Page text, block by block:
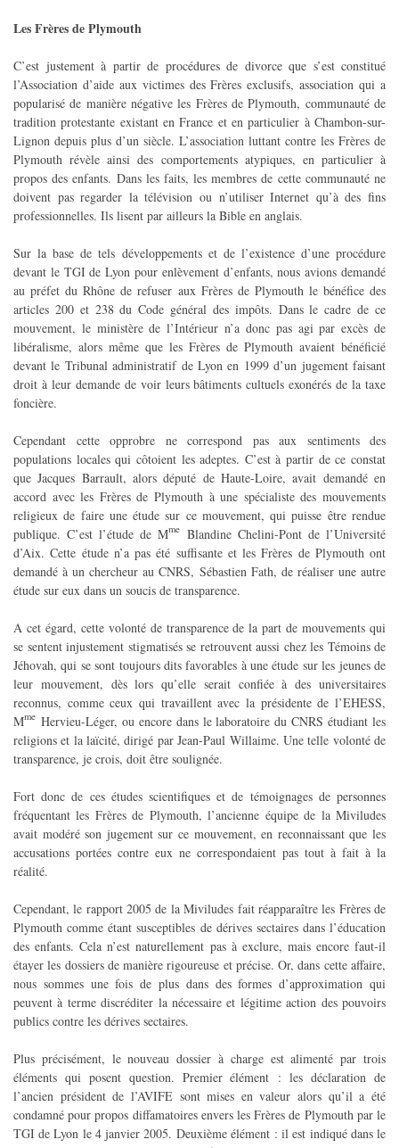
Les Frères de Plymouth
C’est justement à partir de procédures de divorce que s’est constitué
l’Association d’aide aux victimes des Frères exclusifs, association qui a
popularisé de manière négative les Frères de Plymouth, communauté de
tradition protestante existant en France et en particulier à Chambon-sur-
Lignon depuis plus d’un siècle. L’association luttant contre les Frères de
Plymouth révèle ainsi des comportements atypiques, en particulier à
propos des enfants. Dans les faits, les membres de cette communauté ne
doivent pas regarder la télévision ou n’utiliser Internet qu’à des fins
professionnelles. Ils lisent par ailleurs la Bible en anglais.
Sur la base de tels développements et de l’existence d’une procédure
devant le TGI de Lyon pour enlèvement d’enfants, nous avions demandé
au préfet du Rhône de refuser aux Frères de Plymouth le bénéfice des
articles 200 et 238 du Code général des impôts. Dans le cadre de ce
mouvement, le ministère de l’Intérieur n’a donc pas agi par excès de
libéralisme, alors même que les Frères de Plymouth avaient bénéficié
devant le Tribunal administratif de Lyon en 1999 d’un jugement faisant
droit à leur demande de voir leurs bâtiments cultuels exonérés de la taxe
foncière.
Cependant cette opprobre ne correspond pas aux sentiments des
populations locales qui côtoient les adeptes. C’est à partir de ce constat
que Jacques Barrault, alors député de Haute-Loire, avait demandé en
accord avec les Frères de Plymouth à une spécialiste des mouvements
religieux de faire une étude sur ce mouvement, qui puisse être rendue
publique. C’est l’étude de Mme Blandine Chelini-Pont de l’Université
d’Aix. Cette étude n’a pas été suffisante et les Frères de Plymouth ont
demandé à un chercheur au CNRS, Sébastien Fath, de réaliser une autre
étude sur eux dans un soucis de transparence.
A cet égard, cette volonté de transparence de la part de mouvements qui
se sentent injustement stigmatisés se retrouvent aussi chez les Témoins de
Jéhovah, qui se sont toujours dits favorables à une étude sur les jeunes de
leur mouvement, dès lors qu’elle serait confiée à des universitaires
reconnus, comme ceux qui travaillent avec la présidente de l’EHESS,
Mme Hervieu-Léger, ou encore dans le laboratoire du CNRS étudiant les
religions et la laïcité, dirigé par Jean-Paul Willaime. Une telle volonté de
transparence, je crois, doit être soulignée.
Fort donc de ces études scientifiques et de témoignages de personnes
fréquentant les Frères de Plymouth, l’ancienne équipe de la Miviludes
avait modéré son jugement sur ce mouvement, en reconnaissant que les
accusations portées contre eux ne correspondaient pas tout à fait à la
réalité.
Cependant, le rapport 2005 de la Miviludes fait réapparaître les Frères de
Plymouth comme étant susceptibles de dérives sectaires dans l’éducation
des enfants. Cela n’est naturellement pas à exclure, mais encore faut-il
étayer les dossiers de manière rigoureuse et précise. Or, dans cette affaire,
nous sommes une fois de plus dans des formes d’approximation qui
peuvent à terme discréditer la nécessaire et légitime action des pouvoirs
publics contre les dérives sectaires.
Plus précisément, le nouveau dossier à charge est alimenté par trois
éléments qui posent question. Premier élément : les déclaration de
l’ancien président de l’AVIFE sont mises en valeur alors qu’il a été
condamné pour propos diffamatoires envers les Frères de Plymouth par le
TGI de Lyon le 4 janvier 2005. Deuxième élément : il est indiqué dans le